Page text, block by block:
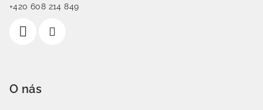
+420 608 214 849
O nás